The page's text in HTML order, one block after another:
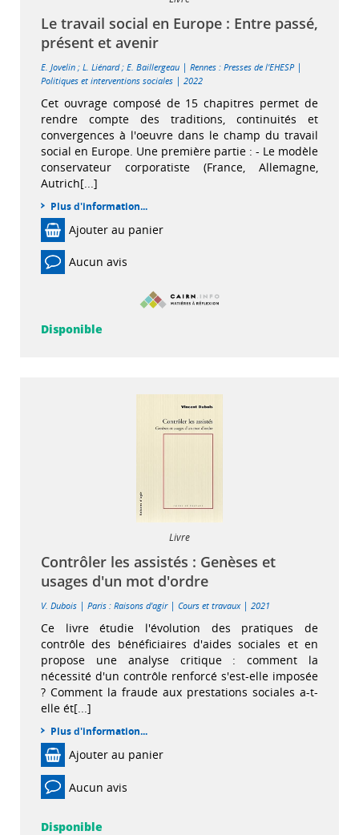
Le travail social en Europe : Entre passé,
présent et avenir
E. Jovelin ; L. Liénard; E. Baillergeau | Rennes : Presses de l'EHESP|
Politiques et interventions sociales | 2022
Cet ouvrage composé de 15 chapitres permet de
rendre compte des traditions, continuités et
convergences à l'oeuvre dans le champ du travail
social en Europe. Une première partie : - Le modèle
conservateur corporatiste (France, Allemagne,
Autrich[...]
Plus d'information...
Ajouter au panier
Aucun avis
Disponible
Livre
Contrôler les assistés : Genèses et
usages d'un mot d'ordre
V. Dubois | Paris : Raisons d'agir| Cours et travaux| 2021
Ce livre étudie l'évolution des pratiques de
contrôle des bénéficiaires d'aides sociales et en
propose une analyse critique : comment la
nécessité d'un contrôle renforcé s'est-elle imposée
? Comment la fraude aux prestations sociales a-t-
elle ét[...]
Plus d'information...
Ajouter au panier
Aucun avis
Disponible